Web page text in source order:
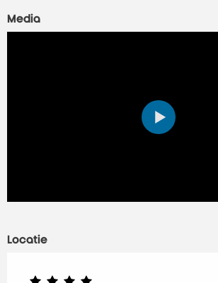
Media
Locatie